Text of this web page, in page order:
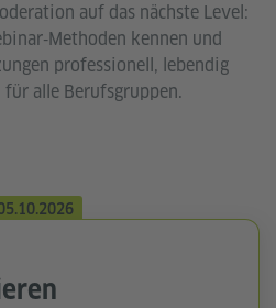
auf das nächste Level:
kennen und
professionell, lebendig
alle Berufsgruppen.